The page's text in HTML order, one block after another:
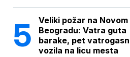
Veliki požar na Novom
Beogradu: Vatra guta
barake, pet
vozila na licu mesta